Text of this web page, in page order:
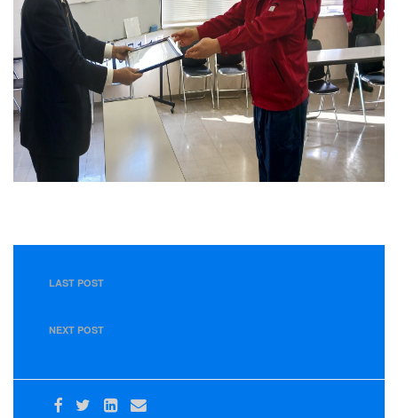
LAST POST
NEXT POST